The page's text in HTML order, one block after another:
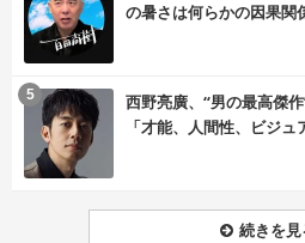
の暑さは何らかの因果関
西野亮廣、“男の最高傑
「才能、人間性、ビジュ
5
続きを見